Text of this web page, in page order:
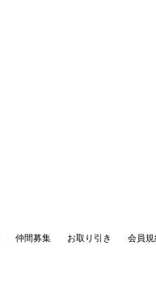
仲間募集 お取り引き 会員規